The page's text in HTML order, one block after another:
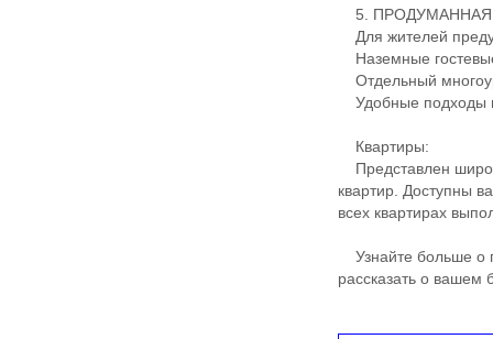
5. ПРОДУМАННАЯ
Для жителей
Наземные
Отдельный
Удобные подходы
Квартиры:
Представлен
квартир. Доступны
всех квартирах
Узнайте больше о
рассказать о